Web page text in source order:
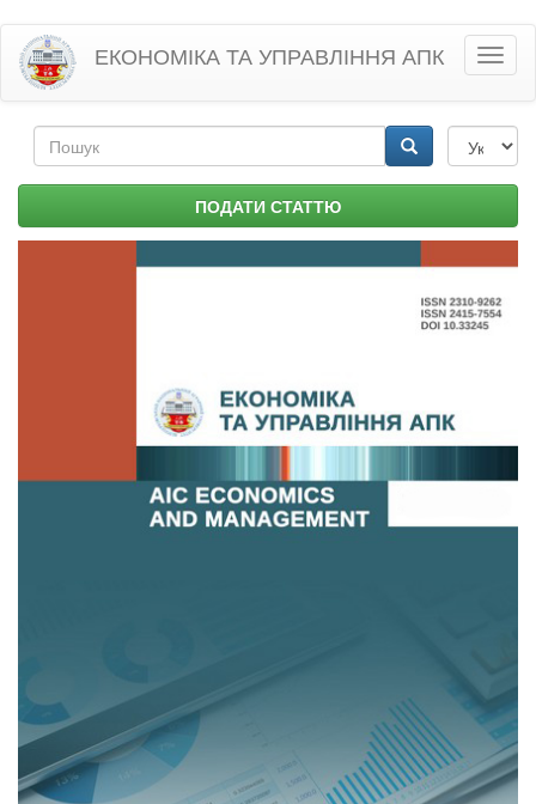
Перейти
основного
матеріалу
ЕКОНОМІКА ТА УПРАВЛІННЯ АПК
Пошукова
форма ПОДАТИ СТАТТЮ